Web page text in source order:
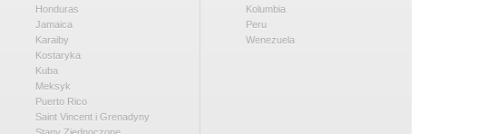
Honduras
Jamaica
Karaiby
Kostaryka
Kuba
Meksyk
Puerto Rico
Saint Vincent i Grenadyny
Kolumbia
Peru
Wenezuela